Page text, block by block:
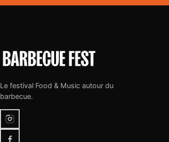
Le festival Food & Music autour du
barbecue.
Instagram